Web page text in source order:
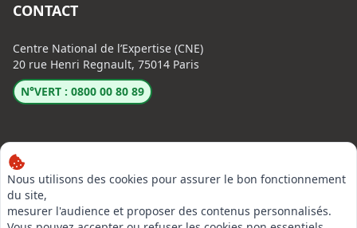
Nous utilisons des cookies pour assurer le bon fonctionnement
du site,
mesurer l'audience et proposer des contenus personnalisés.
CONTACT
Centre National de l’Expertise (CNE)
20 rue Henri Regnault, 75014 Paris
N°VERT : 0800 00 80 89
LinkedIn